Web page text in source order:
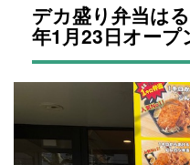
デカ盛り弁当は
年1月23日オープ